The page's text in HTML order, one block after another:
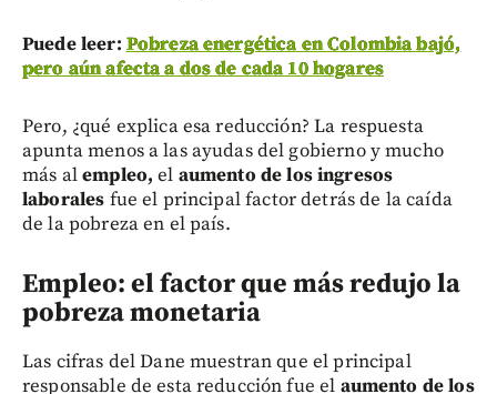
Puede leer: Pobreza energética en Colombia bajó,
pero aún afecta a dos de cada 10 hogares
Pero, ¿qué explica esa reducción? La respuesta
apunta menos a las ayudas del gobierno y mucho
más alempleo, el aumento de los ingresos
laborales fue el principal factor detrás de la caída
de la pobreza en el país.
Empleo: el factor que más redujo la
pobreza monetaria
Las cifras del Dane muestran que el principal
responsable de esta reducción fue el aumento de los